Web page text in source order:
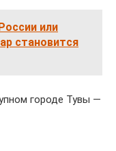
или
становится
городе Тувы —